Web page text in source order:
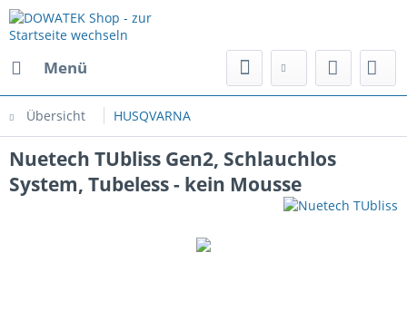
Menü
Übersicht HUSQVARNA
Nuetech TUbliss Gen2, Schlauchlos
System, Tubeless - kein Mousse